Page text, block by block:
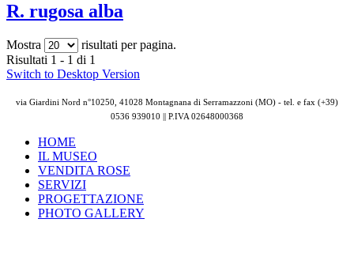
R. rugosa alba
Mostra
risultati per pagina.
Risultati 1 - 1 di 1
Switch to Desktop Version
via Giardini Nord n°10250, 41028 Montagnana di Serramazzoni (MO) - tel. e fax (+39)
0536 939010 || P.IVA02648000368
HOME
IL MUSEO
VENDITA ROSE
SERVIZI
PROGETTAZIONE
PHOTO GALLERY